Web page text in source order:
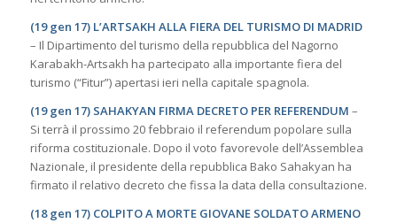
(19 gen 17) L’ARTSAKH ALLA FIERA DEL TURISMO DI MADRID
– Il Dipartimento del turismo della repubblica del Nagorno
Karabakh-Artsakh ha partecipato alla importante fiera del
turismo (“Fitur”) apertasi ieri nella capitale spagnola.
(19 gen 17) SAHAKYAN FIRMA DECRETO PER REFERENDUM –
Si terrà il prossimo 20 febbraio il referendum popolare sulla
riforma costituzionale. Dopo il voto favorevole dell’Assemblea
Nazionale, il presidente della repubblica Bako Sahakyan ha
firmato il relativo decreto che fissa la data della consultazione.
(18 gen 17) COLPITO A MORTE GIOVANE SOLDATO ARMENO